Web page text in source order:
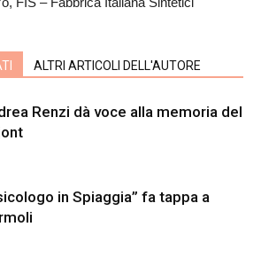
ALTRI ARTICOLI DELL'AUTORE
Renzi dà voce alla memoria del
in Spiaggia” fa tappa a